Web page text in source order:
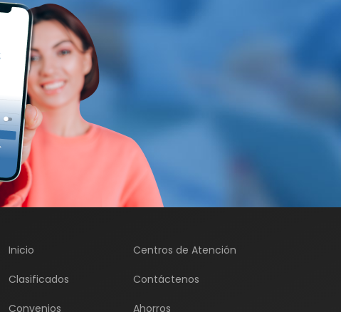
Inicio Centros de Atención
Clasificados Contáctenos
Convenios Ahorros